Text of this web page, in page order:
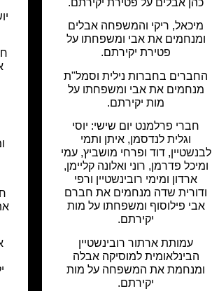
כהן אבלים על פטירת יקירתם.
מיכאל, ריקי והמשפחה אבלים
ומנחמים את אבי ומשפחתו על
פטירת יקירתם.
החברים בחברות נילית וסמל"ת
מנחמים את אבי ומשפחתו על
מות יקירתם.
חברי פרלמנט יום שישי: יוסי
וגלית לנדסמן, איתן ותמי
לבנשטיין, דוד ופרחי מושביץ, עמי
ומיכל פדרמן, רוני ואלונה קליימן,
ארדון ומימי רובינשטיין ורפי
ודורית שדה מנחמים את חברם
אבי פילוסוף ומשפחתו על מות
יקירתם.
עמותת ארתור רובינשטיין
הבינלאומית למוסיקה אבלה
ומנחמת את המשפחה על מות
יקירתם.